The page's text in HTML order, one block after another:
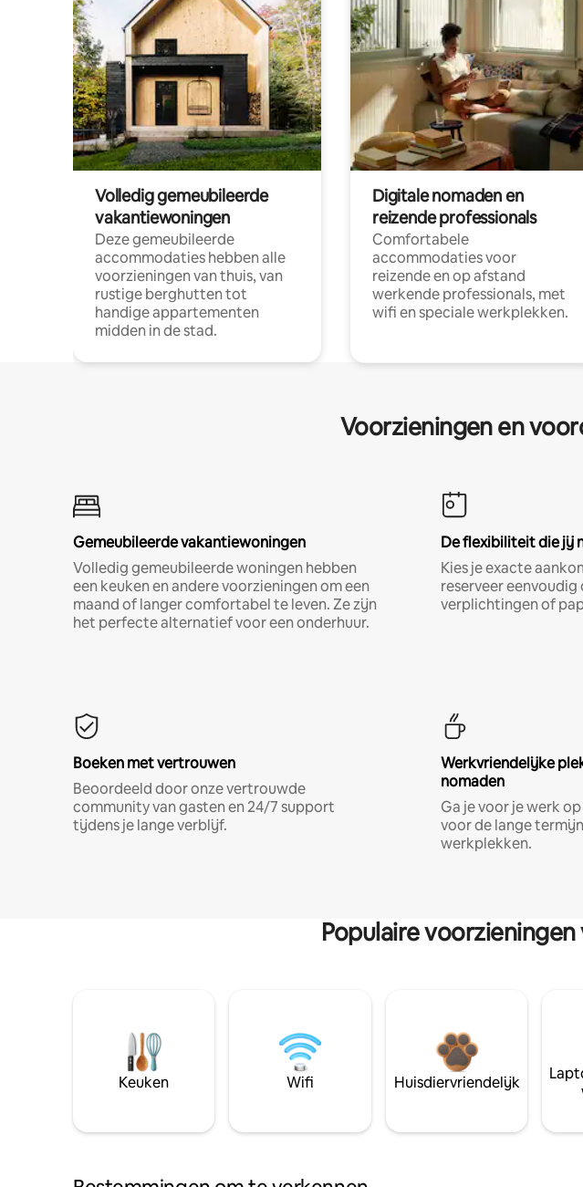
Volledig gemeubileerde
vakantiewoningen
Deze gemeubileerde
accommodaties hebben alle
voorzieningen van thuis, van
rustige berghutten tot
handige appartementen
midden in de stad.
Digitale nomaden en
reizende professionals
Comfortabele
accommodaties voor
reizende en op afstand
werkende professionals, met
wifi en speciale werkplekken.
Voorzieningen en
Gemeubileerde vakantiewoningen
Volledig gemeubileerde woningen hebben
een keuken en andere voorzieningen om een
maand of langer comfortabel te leven. Ze zijn
het perfecte alternatief voor een onderhuur.
De flexibiliteit die jij
Kies je exacte
reserveer
verplichtingen of
Boeken met vertrouwen
Beoordeeld door onze vertrouwde
community van gasten en 24/7 support
tijdens je lange verblijf.
Werkvriendelijke
nomaden
Ga je voor je werk
voor de lange
werkplekken.
Populaire
Keuken Wifi Huisdiervriendelijk